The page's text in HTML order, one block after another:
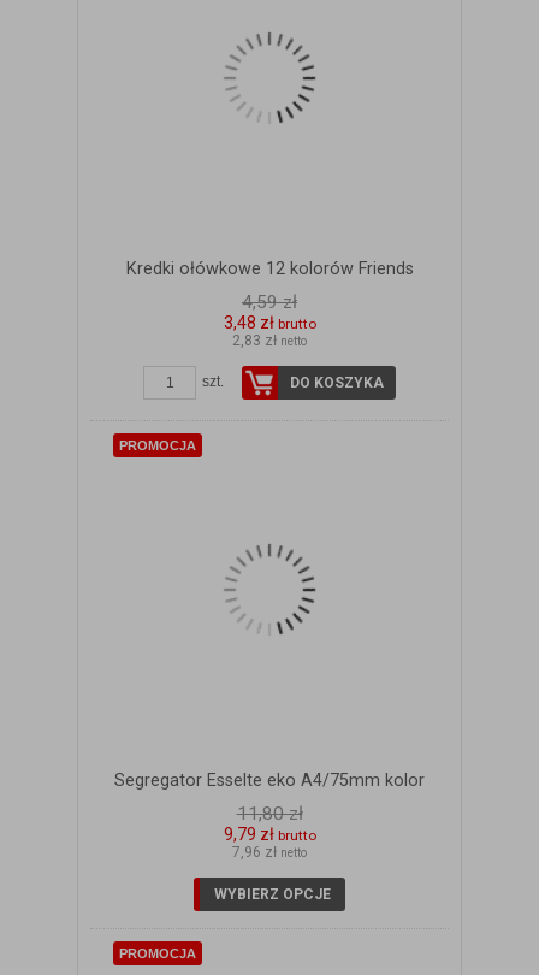
Kredki ołówkowe 12 kolorów Friends
4,59 zł
3,48 zł brutto
2,83 zł netto
szt. DO KOSZYKA
ZOBACZ SZCZEGÓŁY
PROMOCJA
Segregator Esselte eko A4/75mm kolor
11,80 zł
9,79 zł brutto
7,96 zł netto
WYBIERZ OPCJE
ZOBACZ SZCZEGÓŁY
PROMOCJA